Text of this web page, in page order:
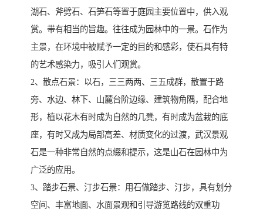
湖石、斧劈石、石笋石等置于庭园主要位置中，供入观
赏。带有相当的旨趣。往往成为园林中的一景。石作为
主景，在环境中被赋予一定的目的和感彩，使石具有特
的艺术感染力，吸引人们观赏。
2、散点石景：以石，三三两两、三五成群，散置于路
旁、水边、林下、山麓台阶边缘、建筑物角隅，配合地
形，植以花木有时成为自然的几凳，有时成为盆栽的底
座，有时又成为局部高差、材质变化的过渡，武汉景观
石是一种非常自然的点缀和提示，这是山石在园林中为
广泛的应用。
3、踏步石景、汀步石景：用石做踏步、汀步，具有划分
空间、丰富地面、水面景观和引导游览路线的双重功